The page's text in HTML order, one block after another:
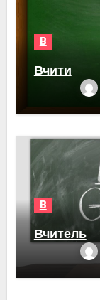
В
Вчити
В
Вчитель